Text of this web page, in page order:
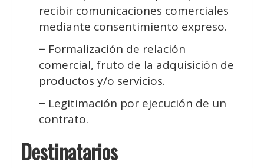
recibir comunicaciones comerciales
mediante consentimiento expreso.
− Formalización de relación
comercial, fruto de la adquisición de
productos y/o servicios.
− Legitimación por ejecución de un
contrato.
Destinatarios